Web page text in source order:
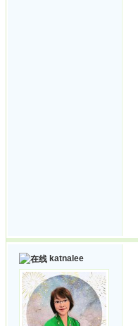
katnalee